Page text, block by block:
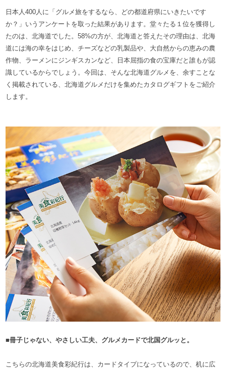
日本人400人に「グルメ旅をするなら、どの都道府県にいきたいです
か？」いうアンケートを取った結果があります。堂々たる１位を獲得し
たのは、北海道でした。58%の方が、北海道と答えたその理由は、北海
道には海の幸をはじめ、チーズなどの乳製品や、大自然からの恵みの農
作物、ラーメンにジンギスカンなど、日本屈指の食の宝庫だと誰もが認
識しているからでしょう。今回は、そんな北海道グルメを、余すことな
く掲載されている、北海道グルメだけを集めたカタログギフトをご紹介
します。
■冊子じゃない、やさしい工夫、グルメカードで北国グルッと。
こちらの北海道美食彩紀行は、カードタイプになっているので、机に広